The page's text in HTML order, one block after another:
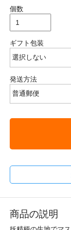
個数
ギフト包装
発送方法
商品の説明